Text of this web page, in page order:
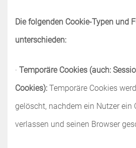
Die folgenden Cookie-Typen und
unterschieden:
· Temporäre Cookies (auch:
Cookies): Temporäre Cookies
gelöscht, nachdem ein Nutzer ein
verlassen und seinen Browser